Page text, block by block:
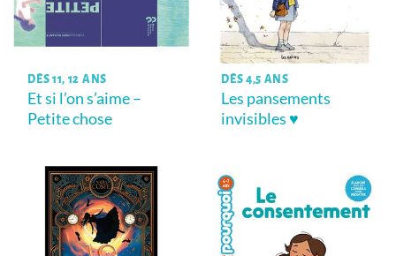
DÈS 11, 12 ANS
Et si l’on s’aime –
Petite chose
DÈS 4,5 ANS
Les pansements
invisibles ♥